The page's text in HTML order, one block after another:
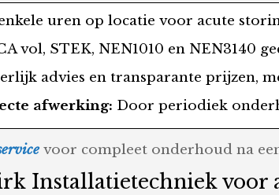
uren op locatie voor acute
vol, STEK, NEN1010 en NEN3140
advies en transparante prijzen,
afwerking: Door periodiek
voor compleet onderhoud na
Installatietechniek voor